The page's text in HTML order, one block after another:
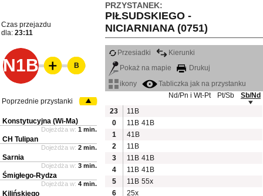
PRZYSTANEK:
PIŁSUDSKIEGO -
NICIARNIANA (0751)
Czas przejazdu
dla: 23:11
N1B
Przesiadki
Kierunki
Pokaż na mapie
Drukuj
ikony
Tabliczka jak na przystanku
Nd/Pn i Wt-Pt
Pt/Sb
Sb/Nd
23
11B
0
11B 41B
1
41B
2
11B
3
11B 41B
4
11B 41B
5
11B 55x
6
25x
B
Poprzednie przystanki
Konstytucyjna (Wi-Ma)
Dojeżdża w: 1 min.
CH Tulipan
Dojeżdża w: 2 min.
Sarnia
Dojeżdża w: 3 min.
Śmigłego-Rydza
Dojeżdża w: 4 min.
Kilińskiego